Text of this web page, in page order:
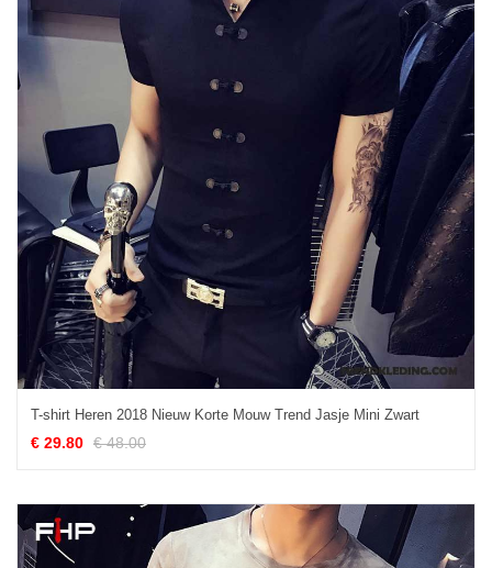
T-shirt Heren 2018 Nieuw Korte Mouw Trend Jasje Mini Zwart
€ 29.80 € 48.00